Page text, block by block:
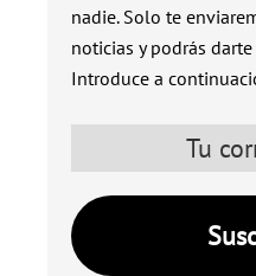
nadie. Solo te
noticias y podrás
Introduce a